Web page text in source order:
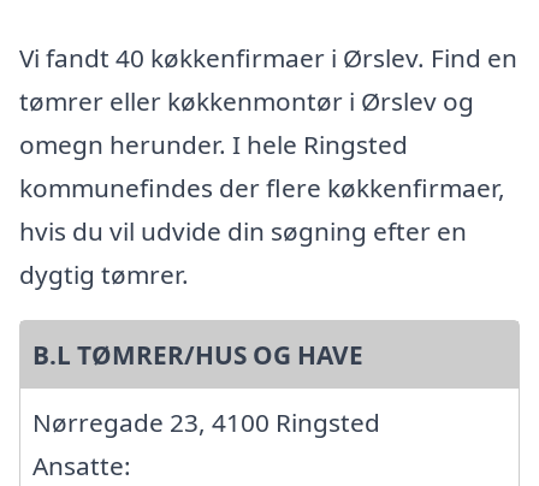
Vi fandt 40 køkkenfirmaer i Ørslev. Find en
tømrer eller køkkenmontør i Ørslev og
omegn herunder. I hele Ringsted
kommunefindes der flere køkkenfirmaer,
hvis du vil udvide din søgning efter en
dygtig tømrer.
B.L TØMRER/HUS OG HAVE
Nørregade 23, 4100 Ringsted
Ansatte: